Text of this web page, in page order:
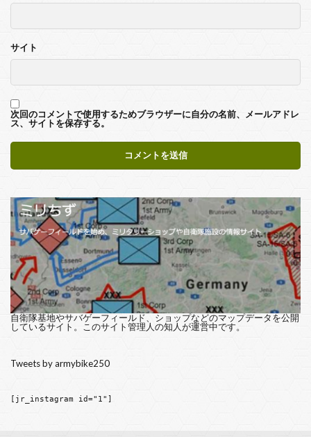
サイト
次回のコメントで使用するためブラウザーに自分の名前、メールアドレ
ス、サイトを保存する。
自衛隊基地やサバゲーフィールド、ショップなどのマップデータを公開
しているサイト。このサイト管理人の知人が運営中です。
Tweets by armybike250
[jr_instagram id="1"]